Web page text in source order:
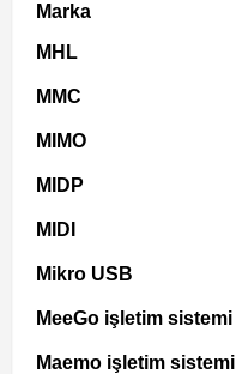
Marka
MHL
MMC
MIMO
MIDP
MIDI
Mikro USB
MeeGo işletim sistemi
Maemo işletim sistemi